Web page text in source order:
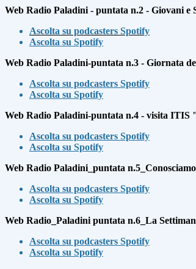
Web Radio Paladini - puntata n.2 - Giovani e
Ascolta su podcasters Spotify
Ascolta su Spotify
Web Radio Paladini-puntata n.3 - Giornata
Ascolta su podcasters Spotify
Ascolta su Spotify
Web Radio Paladini-puntata n.4 - visita
Ascolta su podcasters Spotify
Ascolta su Spotify
Web Radio Paladini_puntata
Ascolta su podcasters Spotify
Ascolta su Spotify
Web Radio_Paladini puntata n.6_La
Ascolta su podcasters Spotify
Ascolta su Spotify